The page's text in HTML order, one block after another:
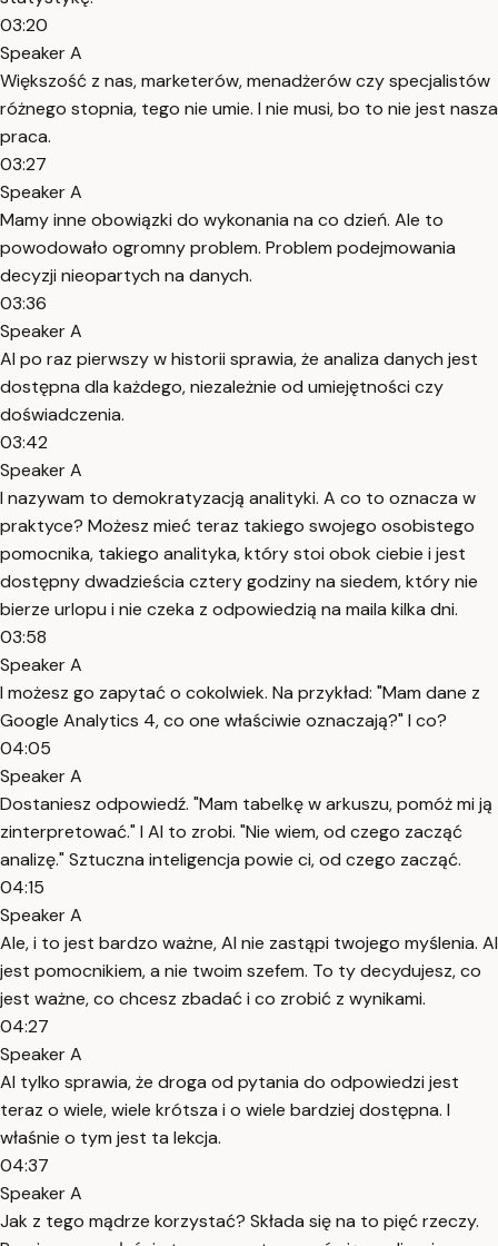
03:20
Speaker A
Większość z nas, marketerów, menadżerów czy specjalistów
różnego stopnia, tego nie umie. I nie musi, bo to nie jest nasza
praca.
03:27
Speaker A
Mamy inne obowiązki do wykonania na co dzień. Ale to
powodowało ogromny problem. Problem podejmowania
decyzji nieopartych na danych.
03:36
Speaker A
AI po raz pierwszy w historii sprawia, że analiza danych jest
dostępna dla każdego, niezależnie od umiejętności czy
doświadczenia.
03:42
Speaker A
I nazywam to demokratyzacją analityki. A co to oznacza w
praktyce? Możesz mieć teraz takiego swojego osobistego
pomocnika, takiego analityka, który stoi obok ciebie i jest
dostępny dwadzieścia cztery godziny na siedem, który nie
bierze urlopu i nie czeka z odpowiedzią na maila kilka dni.
03:58
Speaker A
I możesz go zapytać o cokolwiek. Na przykład: "Mam dane z
Google Analytics 4, co one właściwie oznaczają?" I co?
04:05
Speaker A
Dostaniesz odpowiedź. "Mam tabelkę w arkuszu, pomóż mi ją
zinterpretować." I AI to zrobi. "Nie wiem, od czego zacząć
analizę." Sztuczna inteligencja powie ci, od czego zacząć.
04:15
Speaker A
Ale, i to jest bardzo ważne, AI nie zastąpi twojego myślenia. AI
jest pomocnikiem, a nie twoim szefem. To ty decydujesz, co
jest ważne, co chcesz zbadać i co zrobić z wynikami.
04:27
Speaker A
AI tylko sprawia, że droga od pytania do odpowiedzi jest
teraz o wiele, wiele krótsza i o wiele bardziej dostępna. I
właśnie o tym jest ta lekcja.
04:37
Speaker A
Jak z tego mądrze korzystać? Składa się na to pięć rzeczy.